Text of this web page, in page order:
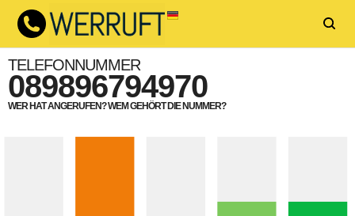
TELEFONNUMMER
089896794970
WER HAT ANGERUFEN? WEM GEHÖRT DIE NUMMER?